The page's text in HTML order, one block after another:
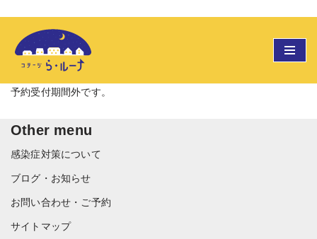
コ
テ
ツ
ス
キ
プ
予約受付期間外です。
Other menu
感染症対策について
ブログ・お知らせ
お問い合わせ・ご予約
サイトマップ